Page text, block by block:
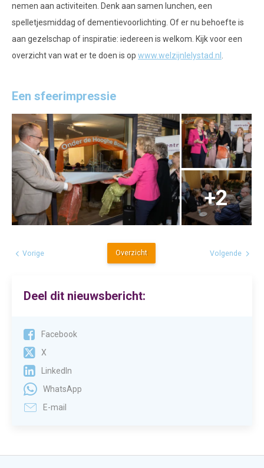
nemen aan activiteiten. Denk aan samen lunchen, een
spelletjesmiddag of dementievoorlichting. Of er nu behoefte is
aan gezelschap of inspiratie: iedereen is welkom. Kijk voor een
overzicht van wat er te doen is op www.welzijnlelystad.nl
Een sfeerimpressie
Volgende
Overzicht
Vorige
Deel dit nieuwsbericht:
Facebook
X
LinkedIn
WhatsApp
E-mail